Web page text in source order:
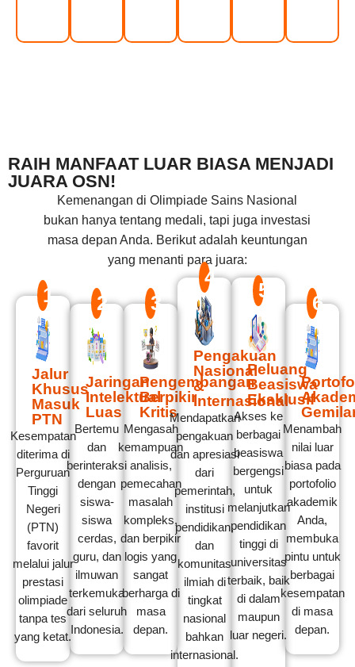
RAIH MANFAAT LUAR BIASA MENJADI
JUARA OSN!
Kemenangan di Olimpiade Sains Nasional
bukan hanya tentang medali, tapi juga investasi
masa depan Anda. Berikut adalah keuntungan
yang menanti para juara:
1
Jalur
Khusus
Masuk
PTN
Kesempatan
diterima di
Perguruan
Tinggi
Negeri
(PTN)
favorit
melalui jalur
prestasi
olimpiade
tanpa tes
yang ketat.
2
Jaringan
Intelektual
Luas
Bertemu
dan
berinteraksi
dengan
siswa-
siswa
cerdas,
guru, dan
ilmuwan
terkemuka
dari seluruh
Indonesia.
3
Pengembangan
Berpikir
Kritis
Mengasah
kemampuan
analisis,
pemecahan
masalah
kompleks,
dan berpikir
logis yang
sangat
berharga di
masa
depan.
4
Pengakuan
Nasional
&
Internasional
Mendapatkan
pengakuan
dan apresiasi
dari
pemerintah,
institusi
pendidikan,
dan
komunitas
ilmiah di
tingkat
nasional
bahkan
internasional.
5
Peluang
Beasiswa
Eksklusif
Akses ke
berbagai
beasiswa
bergengsi
untuk
melanjutkan
pendidikan
tinggi di
universitas
terbaik, baik
di dalam
maupun
luar negeri.
6
Menambah
nilai luar
biasa pada
portofolio
akademik
Anda,
membuka
pintu untuk
berbagai
kesempatan
di masa
depan.